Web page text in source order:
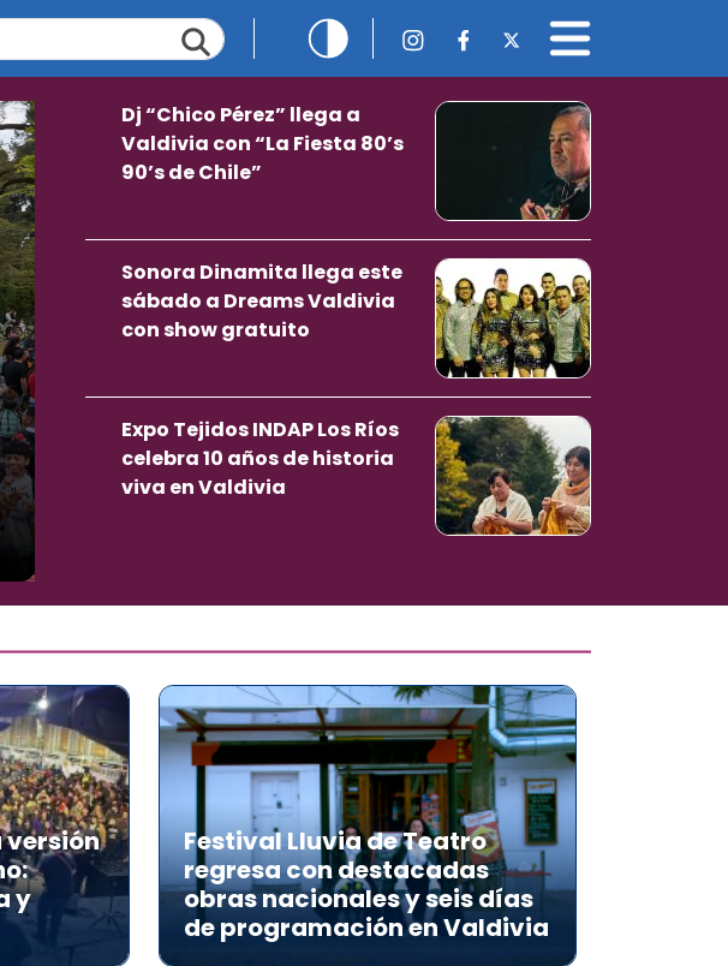
Dj “Chico Pérez” llega a
Valdivia con “La Fiesta 80’s
90’s de Chile”
Sonora Dinamita llega este
sábado a Dreams Valdivia
con show gratuito
Expo Tejidos INDAP Los Ríos
celebra 10 años de historia
viva en Valdivia
y
Festival Lluvia de Teatro
regresa con destacadas
obras nacionales y seis días
de programación en Valdivia